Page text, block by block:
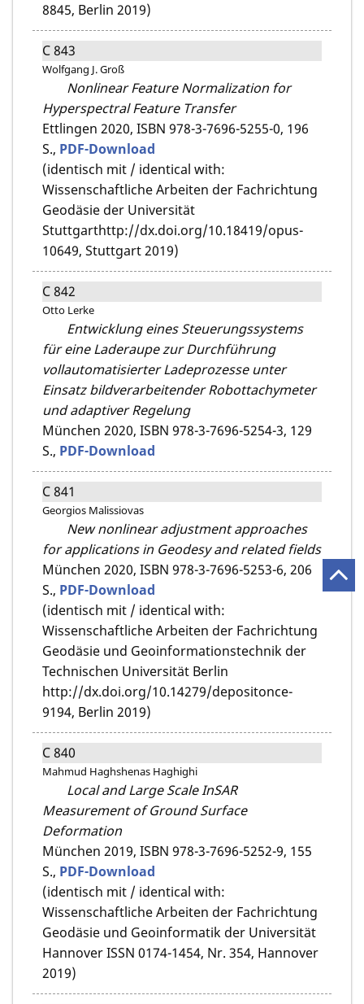
8845, Berlin 2019)
C 843
Wolfgang J. Groß
Nonlinear Feature Normalization for
Hyperspectral Feature Transfer
Ettlingen 2020, ISBN 978-3-7696-5255-0, 196
S., PDF-Download
(identisch mit / identical with:
Wissenschaftliche Arbeiten der Fachrichtung
Geodäsie der Universität
Stuttgarthttp://dx.doi.org/10.18419/opus-
10649, Stuttgart 2019)
C 842
Otto Lerke
Entwicklung eines Steuerungssystems
für eine Laderaupe zur Durchführung
vollautomatisierter Ladeprozesse unter
Einsatz bildverarbeitender Robottachymeter
und adaptiver Regelung
München 2020, ISBN 978-3-7696-5254-3, 129
S., PDF-Download
C 841
Georgios Malissiovas
New nonlinear adjustment approaches
for applications in Geodesy and related fields
München 2020, ISBN 978-3-7696-5253-6, 206
S., PDF-Download
(identisch mit / identical with:
Wissenschaftliche Arbeiten der Fachrichtung
Geodäsie und Geoinformationstechnik der
Technischen Universität Berlin
http://dx.doi.org/10.14279/depositonce-
9194, Berlin 2019)
C 840
Mahmud Haghshenas Haghighi
Local and Large Scale InSAR
Measurement of Ground Surface
Deformation
München 2019, ISBN 978-3-7696-5252-9, 155
S., PDF-Download
(identisch mit / identical with:
Wissenschaftliche Arbeiten der Fachrichtung
Geodäsie und Geoinformatik der Universität
Hannover ISSN 0174-1454, Nr. 354, Hannover
2019)